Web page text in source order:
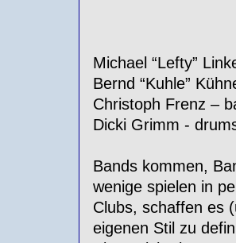
Michael “Lefty”
Bernd “Kuhle”
Christoph Frenz –
Dicki Grimm -
Bands kommen,
wenige spielen in
Clubs, schaffen es
eigenen Stil zu